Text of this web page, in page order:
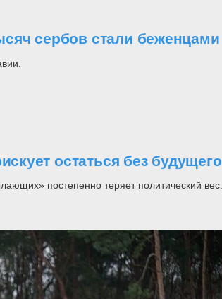
сербов стали беженцами
остаться без будущего
постепенно теряет политический вес.